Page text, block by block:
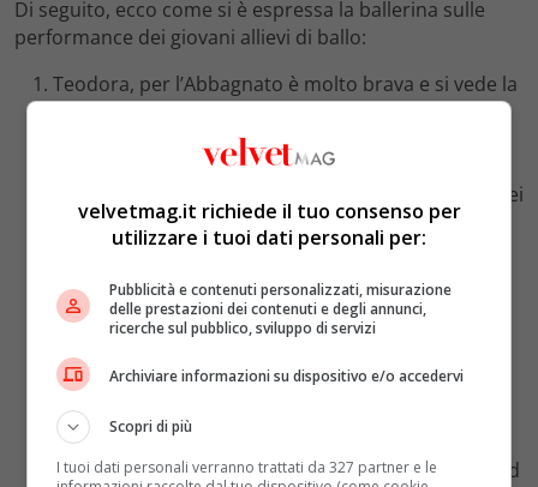
Di seguito, ecco come si è espressa la ballerina sulle
performance dei giovani allievi di ballo:
Teodora, per l’Abbagnato è molto brava e si vede la
Daniele sulle note diCrazy
coreografia è Sebastian. Dopo avergli mandato dei
cuoricini, l’Abbagnato lo ha abbracciato: secondo lei
ha delle qualità
Chiara balla sulle punte. Per la giudice deve
lavorare sulla personalità.
Rebecca ha ballato sulle note di una canzone di
Giorgia. Maria De Filippi fa una battuta a Emanuel
Lo e poi saluta la cantante, attualmente impegnata
nel ruolo di conduttrice della nuova edizione di
Factor. L’Abbagnato si è complimentata per la
tecnica e per l’anima.
Alessio ha ballato sulle note diRa ta tadi Mahmood
velvetmag.it richiede il tuo consenso per
utilizzare i tuoi dati personali per:
Pubblicità e contenuti personalizzati, misurazione
delle prestazioni dei contenuti e degli annunci,
ricerche sul pubblico, sviluppo di servizi
Archiviare informazioni su dispositivo e/o accedervi
Scopri di più
I tuoi dati personali verranno trattati da 327 partner e le